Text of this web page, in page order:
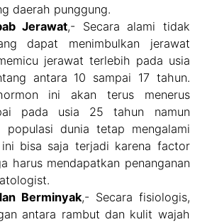
daerah punggung.
Jerawat,- Secara alami tidak
dapat menimbulkan jerawat
jerawat terlebih pada usia
antara 10 sampai 17 tahun.
ini akan terus menerus
pada usia 25 tahun namun
dunia tetap mengalami
bisa saja terjadi karena factor
harus mendapatkan penanganan
Berminyak,- Secara fisiologis,
antara rambut dan kulit wajah